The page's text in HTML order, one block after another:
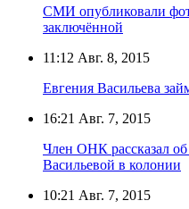
СМИ опубликовали
заключённой
11:12 Авг. 8, 2015
Евгения Васильева
16:21 Авг. 7, 2015
Член ОНК рассказал
Васильевой в колонии
10:21 Авг. 7, 2015